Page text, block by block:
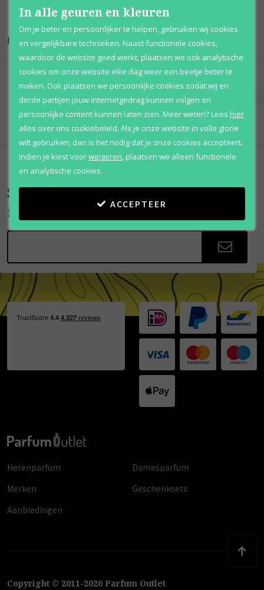
Onze merken
Scherpe aanbiedingen
in je mailbox
Herenparfum
Damesparfum
Merken
Geschenksets
Aanbiedingen
Copyright © 2011-2026 Parfum Outlet
In alle geuren en kleuren
Om je beter en persoonlijker te helpen, gebruiken wij cookies
en vergelijkbare technieken. Naast functionele cookies,
waardoor de website goed werkt, plaatsen we ook analytische
cookies om onze website elke dag weer een beetje beter te
maken. Ook plaatsen we persoonlijke cookies zodat wij en
derde partijen jouw internetgedrag kunnen volgen en
persoonlijke content kunnen laten zien. Meer weten?Lees hier
alles over ons cookiebeleid. Als je onze website in volle glorie
wilt gebruiken, dan is het nodig dat je onze cookies accepteert.
Indien je kiest voorweigeren plaatsen we alleen functionele
en analytische cookies.
ACCEPTEER